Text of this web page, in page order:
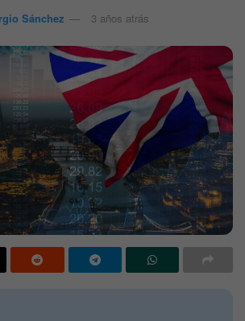
Sánchez 3 años atrás